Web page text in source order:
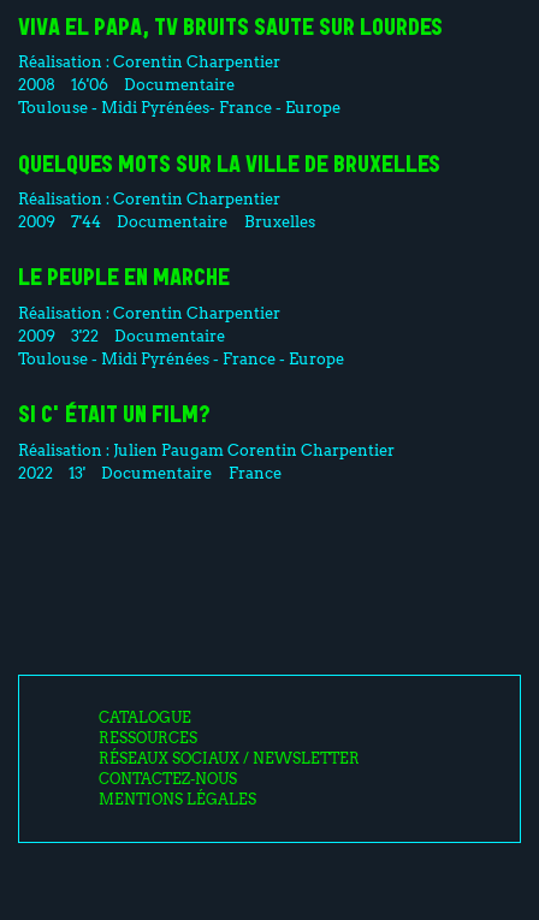
VIVA EL PAPA, TV BRUITS SAUTE SUR LOURDES
Réalisation :Corentin Charpentier
2008
16'06
Documentaire
Toulouse - Midi Pyrénées- France - Europe
QUELQUES MOTS SUR LA VILLE DE BRUXELLES
Réalisation :Corentin Charpentier
2009
7'44 Documentaire Bruxelles
LE PEUPLE EN MARCHE
Réalisation :Corentin Charpentier
2009
3'22
Documentaire
Toulouse - Midi Pyrénées - France - Europe
SI C'ÉTAIT UN FILM?
Réalisation : Julien Paugam Corentin Charpentier
2022
13' Documentaire France
CATALOGUE
RESSOURCES
RÉSEAUX SOCIAUX / NEWSLETTER
CONTACTEZ-NOUS
MENTIONS LÉGALES